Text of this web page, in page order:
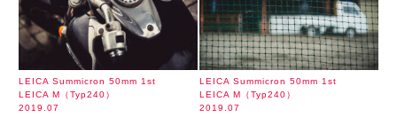
LEICA Summicron 50mm 1st
LEICA M（Typ240）
2019.07
LEICA Summicron 50mm 1st
LEICA M（Typ240）
2019.07